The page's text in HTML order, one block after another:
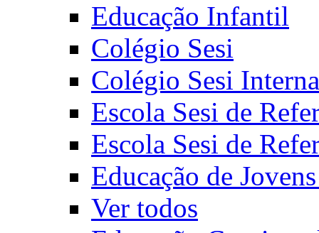
Educação Infantil
Colégio Sesi
Colégio Sesi
Escola Sesi de
Escola Sesi de
Educação de
Ver todos